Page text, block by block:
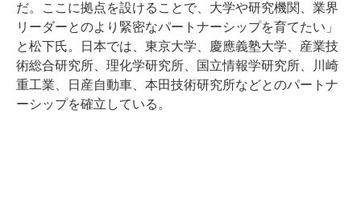
だ。ここに拠点を設けることで、大学や研究機関、業界
リーダーとのより緊密なパートナーシップを育てたい」
と松下氏。日本では、東京大学、慶應義塾大学、産業技
術総合研究所、理化学研究所、国立情報学研究所、川崎
重工業、日産自動車、本田技術研究所などとのパートナ
ーシップを確立している。